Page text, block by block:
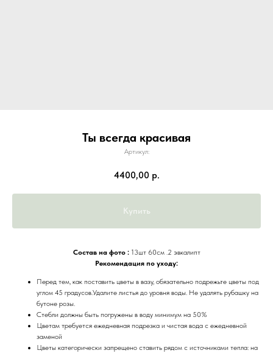
Ты всегда красивая
Артикул:
4400,00 р.
Купить
Состав на фото :13шт 60см .2 эвкалипт
Рекомендация по уходу:
Перед тем, как поставить цветы в вазу, обязательно подрежьте цветы под
углом 45 градусов.Удалите листья до уровня воды. Не удалять рубашку на
бутоне розы.
Стебли должны быть погружены в воду минимум на 50%
Цветам требуется ежедневная подрезка и чистая вода с ежедневной
заменой
Цветы категорически запрещено ставить рядом с источниками тепла: на